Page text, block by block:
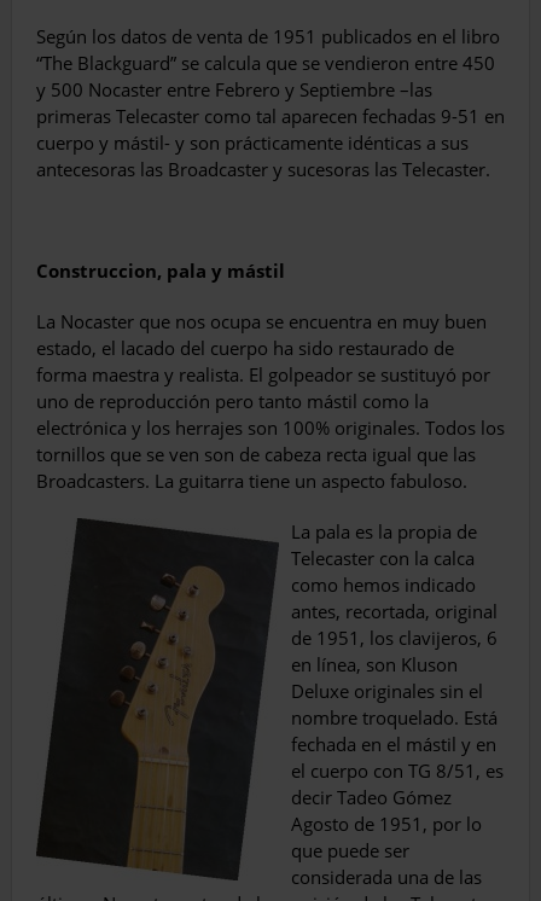
Según los datos de venta de 1951 publicados en el libro
“The Blackguard” se calcula que se vendieron entre 450
y 500 Nocaster entre Febre­ro y Septiembre –las
primeras Telecaster como tal aparecen fechadas 9-51 en
cuerpo y mástil- y son prácticamente idénticas a sus
antecesoras las Broadcaster y sucesoras las Telecaster.
Construccion, pala y mástil
La Nocaster que nos ocupa se encuentra en muy buen
estado, el lacado del cuer­po ha sido restaurado de
forma maestra y realista. El golpeador se sustituyó por
uno de reproducción pero tanto mástil como la
electrónica y los herrajes son 100% origi­nales. Todos los
tornillos que se ven son de cabeza recta igual que las
Broadcasters. La guitarra tiene un aspecto fabuloso.
La pala es la propia de
Telecaster con la calca
como hemos indicado
antes, recortada, original
de 1951, los clavijeros, 6
en línea, son Kluson
Deluxe originales sin el
nombre troquelado. Está
fechada en el mástil y en
el cuerpo con TG 8/51, es
decir Tadeo Gómez
Agosto de 1951, por lo
que puede ser
considerada una de las